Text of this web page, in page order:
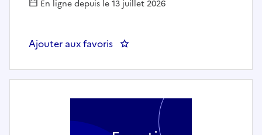
En ligne depuis le 13 juillet 2026
Ajouter aux favoris : Agent d'accueil polyvalent /